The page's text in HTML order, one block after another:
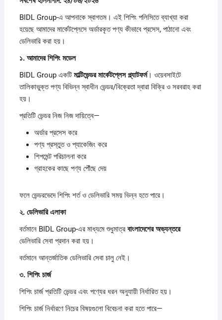
BIDL Group-এ আপনাকে স্বাগতম। এই শিপিং পলিসিতে ব্যাখ্যা করা
হয়েছে আমাদের মার্কেটপ্লেসে অর্ডারকৃত পণ্য কীভাবে প্রসেস, পাঠানো এবং
ডেলিভারি করা হয়।
১. আমাদেরশিপিং মডেল
BIDL Group একটি মাল্টিভেন্ডরমার্কেটপ্লেসপ্ল্যাটফর্ম। ওয়েবসাইটে
তালিকাভুক্ত পণ্য বিভিন্ন স্বাধীন ভেন্ডর/বিক্রেতা দ্বারা বিক্রি ও সরবরাহ করা
হয়।
প্রতিটি ভেন্ডর নিজ নিজ দায়িত্বে—
অর্ডার প্রসেস করে
পণ্য প্রস্তুত ও প্যাকেজিং করে
শিপমেন্ট পরিচালনা করে
গ্রাহকের কাছে পণ্য পৌঁছে দেয়
ফলে ভেন্ডরভেদে শিপিং শর্ত ও ডেলিভারি সময় ভিন্ন হতে পারে।
২. ডেলিভারিএলাকা
বর্তমানে BIDL Group-এর মাধ্যমে শুধুমাত্র বাংলাদেশেরঅভ্যন্তরে
ডেলিভারি সেবা প্রদান করা হয়।
বর্তমানে আন্তর্জাতিক ডেলিভারি সেবা চালু নেই।
৩. শিপিং চার্জ
শিপিং চার্জ প্রতিটি ভেন্ডর এবং পণ্যের ধরন অনুযায়ী নির্ধারিত হয়।
শিপিং চার্জ নির্ধারণে নিচের বিষয়গুলো বিবেচনা করা হতে পারে—